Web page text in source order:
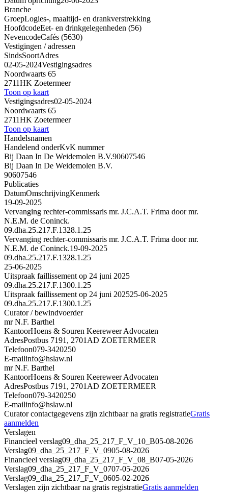
Branche
GroepLogies-, maaltijd- en drankverstrekking
HoofdcodeEet- en drinkgelegenheden (56)
NevencodeCafés (5630)
Vestigingen / adressen
SindsSoortAdres
02-05-2024Vestigingsadres
Noordwaarts 65
2711HK Zoetermeer
Toon op kaart
Vestigingsadres02-05-2024
Noordwaarts 65
2711HK Zoetermeer
Toon op kaart
Handelsnamen
Handelend onderKvK nummer
Bij Daan In De Weidemolen B.V.90607546
Bij Daan In De Weidemolen B.V.
90607546
Publicaties
DatumOmschrijvingKenmerk
19-09-2025
Vervanging rechter-commissaris mr. J.C.A.T. Frima door mr.
N.E.M. de Coninck.
09.dha.25.217.F.1328.1.25
Vervanging rechter-commissaris mr. J.C.A.T. Frima door mr.
N.E.M. de Coninck.19-09-2025
09.dha.25.217.F.1328.1.25
25-06-2025
Uitspraak faillissement op 24 juni 2025
09.dha.25.217.F.1300.1.25
Uitspraak faillissement op 24 juni 202525-06-2025
09.dha.25.217.F.1300.1.25
Curator / bewindvoerder
mr N.F. Barthel
KantoorHoens & Souren Keereweer Advocaten
AdresPostbus 7191, 2701AD ZOETERMEER
Telefoon079-3420250
E-mailinfo@hslaw.nl
mr N.F. Barthel
KantoorHoens & Souren Keereweer Advocaten
AdresPostbus 7191, 2701AD ZOETERMEER
Telefoon079-3420250
E-mailinfo@hslaw.nl
Curator contactgegevens zijn zichtbaar na gratis registratieGratis
aanmelden
Verslagen
Financieel verslag09_dha_25_217_F_V_10_B05-08-2026
Verslag09_dha_25_217_F_V_0905-08-2026
Financieel verslag09_dha_25_217_F_V_08_B07-05-2026
Verslag09_dha_25_217_F_V_0707-05-2026
Verslag09_dha_25_217_F_V_0605-02-2026
Verslagen zijn zichtbaar na gratis registratieGratis aanmelden